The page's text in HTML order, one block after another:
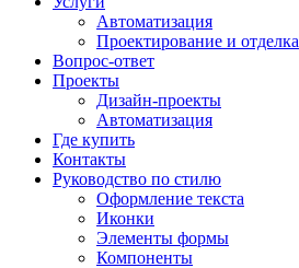
Автоматизация
Проектирование и отделка
Вопрос-ответ
Проекты
Дизайн-проекты
Автоматизация
Где купить
Контакты
Руководство по стилю
Оформление текста
Иконки
Элементы формы
Компоненты